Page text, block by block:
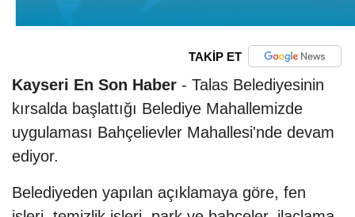
TAKİP ET
Kayseri En Son Haber - Talas Belediyesinin
kırsalda başlattığı Belediye Mahallemizde
uygulaması Bahçelievler Mahallesi'nde devam
ediyor.
Belediyeden yapılan açıklamaya göre, fen